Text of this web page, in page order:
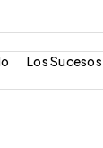
Los Sucesos